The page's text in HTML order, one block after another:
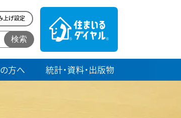
上げ設定
検索
方へ 統計・資料・出版物